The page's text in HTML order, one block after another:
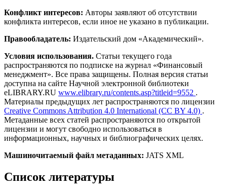
Конфликт интересов: Авторы заявляют об отсутствии
конфликта интересов, если иное не указано в публикации.
Правообладатель: Издательский дом «Академический».
Условия использования. Статьи текущего года
распространяются по подписке на журнал «Финансовый
менеджмент». Все права защищены. Полная версия статьи
доступна на сайте Научной электронной библиотеки
eLIBRARY.RU www.elibrary.ru/contents.asp?titleid=9552 .
Материалы предыдущих лет распространяются по лицензии
Creative Commons Attribution 4.0 International (CC BY 4.0) .
Метаданные всех статей распространяются по открытой
лицензии и могут свободно использоваться в
информационных, научных и библиографических целях.
Машиночитаемый файл метаданных: JATS XML
Список литературы